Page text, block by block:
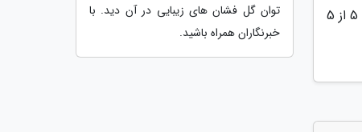
5 از 5
توان گل فشان های زیبایی در آن دید. با
خبرنگاران همراه باشید.